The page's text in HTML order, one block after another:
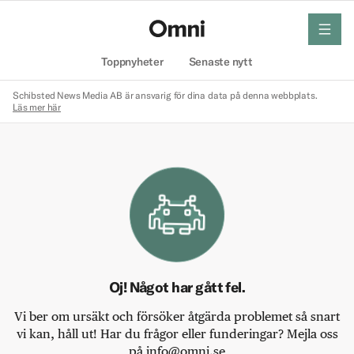
Toppnyheter Senaste nytt
meny
Schibsted News Media AB är ansvarig för dina data på denna webbplats.
Läs mer här
Oj! Något har gått fel.
Vi ber om ursäkt och försöker åtgärda problemet så snart
vi kan, håll ut! Har du frågor eller funderingar? Mejla oss